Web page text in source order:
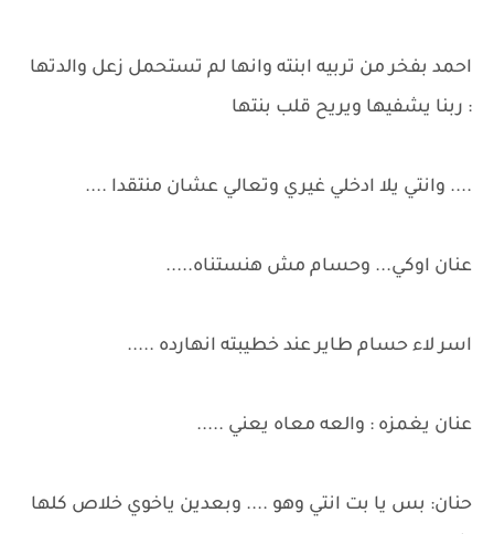
احمد بفخر من تربيه ابنته وانها لم تستحمل زعل والدتها
: ربنا يشفيها ويريح قلب بنتها
.... وانتي يلا ادخلي غيري وتعالي عشان منتقدا ....
عنان اوكي... وحسام مش هنستناه.....
اسر لاء حسام طاير عند خطيبته انهارده .....
عنان يغمزه : والعه معاه يعني .....
حنان: بس يا بت انتي وهو .... وبعدين ياخوي خلاص كلها